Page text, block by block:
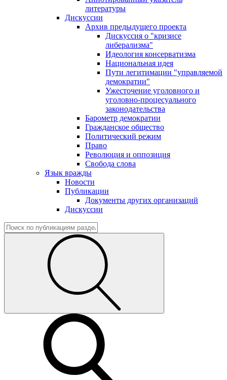
литературы
Дискуссии
Архив предыдущего проекта
Дискуссия о "кризисе
либерализма"
Идеология консерватизма
Национальная идея
Пути легитимации "управляемой
демократии"
Ужесточение уголовного и
уголовно-процесуального
законодательства
Барометр демократии
Гражданское общество
Политический режим
Право
Революция и оппозиция
Свобода слова
Язык вражды
Новости
Публикации
Документы других организаций
Дискуссии